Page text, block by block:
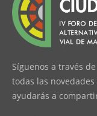
Síguenos a través
todas las
ayudarás a